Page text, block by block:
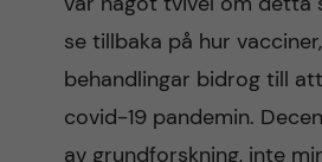
se tillbaka på hur
behandlingar bidrog till
covid-19 pandemin.
av grundforskning, inte